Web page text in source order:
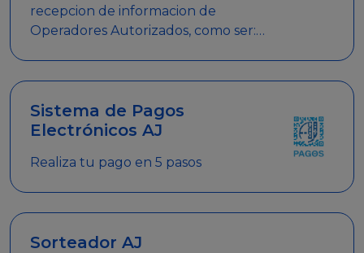
recepcion de informacion de
Operadores Autorizados, como ser:
Sistema de Pagos
Electrónicos AJ
Realiza tu pago en 5 pasos
Sorteador AJ